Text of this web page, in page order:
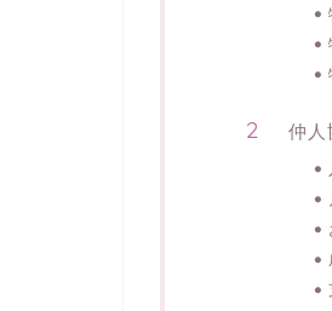
仲人